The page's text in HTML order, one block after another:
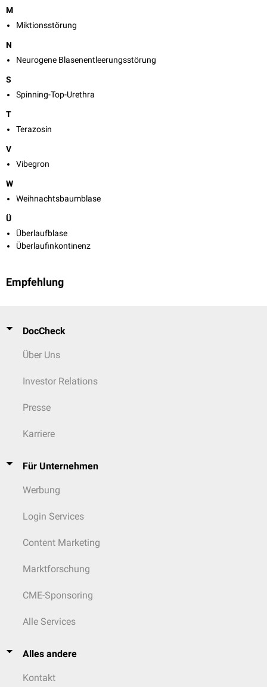
M
Miktionsstörung
N
Neurogene Blasenentleerungsstörung
S
Spinning-Top-Urethra
T
Terazosin
V
Vibegron
W
Weihnachtsbaumblase
Ü
Überlaufblase
Überlaufinkontinenz
Empfehlung
DocCheck
Über Uns
Investor Relations
Presse
Karriere
Für Unternehmen
Werbung
Login Services
Content Marketing
Marktforschung
CME-Sponsoring
Alle Services
Alles andere
Kontakt